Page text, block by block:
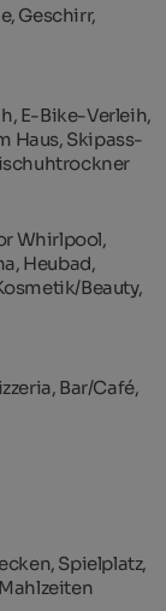
Geschirr,
E-Bike-Verleih,
Haus, Skipass-
Whirlpool,
Heubad,
Beauty,
Bar/Café,
Spielplatz,